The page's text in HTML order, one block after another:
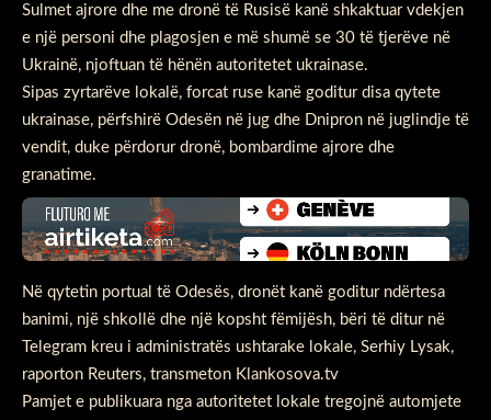
Sulmet ajrore dhe me dronë të Rusisë kanë shkaktuar vdekjen
e një personi dhe plagosjen e më shumë se 30 të tjerëve në
Ukrainë, njoftuan të hënën autoritetet ukrainase.
Sipas zyrtarëve lokalë, forcat ruse kanë goditur disa qytete
ukrainase, përfshirë Odesën në jug dhe Dnipron në juglindje të
vendit, duke përdorur dronë, bombardime ajrore dhe
granatime.
Në qytetin portual të Odesës, dronët kanë goditur ndërtesa
banimi, një shkollë dhe një kopsht fëmijësh, bëri të ditur në
Telegram kreu i administratës ushtarake lokale, Serhiy Lysak,
raporton Reuters, transmeton Klankosova.tv
Pamjet e publikuara nga autoritetet lokale tregojnë automjete